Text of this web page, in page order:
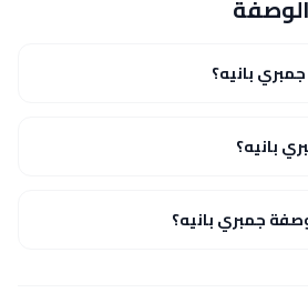
بانيه؟
بانيه؟
جمبري بانيه؟